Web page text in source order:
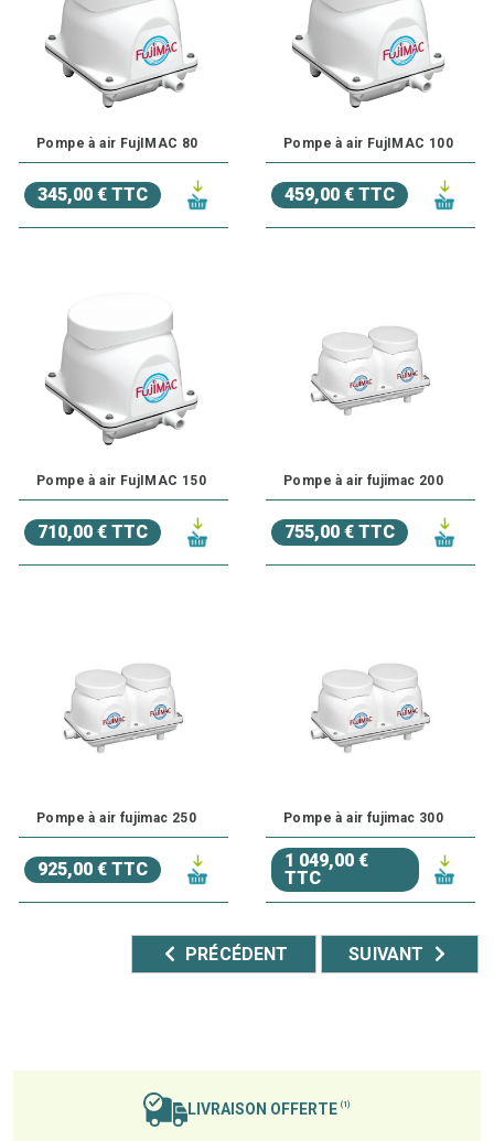
sain pour vos poissons. De plus, une bonne aération pour
bassin favorise un équilibre biologique stable, essentiel
pour les écosystèmes aquatiques. Il est possible
d'optimiser l'efficacité de votre pompe en utilisant des
pierres à air ou des diffuseurs d'air, qui assurent une
dispersion encore plus fine des bulles dans toute la colonne
d'eau.
Pompe à air FujIMAC 80
345,00 € TTC
Pompe à air FujIMAC 100
459,00 € TTC
Pompe à air FujIMAC 150
710,00 € TTC
Pompe à air fujimac 200
755,00 € TTC
Pompe à air fujimac 250
925,00 € TTC
Pompe à air fujimac 300
1 049,00 €
TTC
PRÉCÉDENT SUIVANT
LIVRAISON OFFERTE (1)